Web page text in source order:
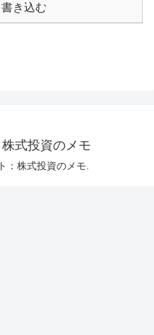
き込む
式投資のメモ
：株式投資のメモ.